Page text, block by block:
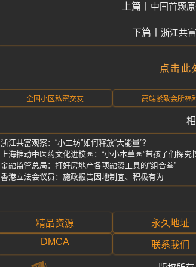
中国首颗
浙江共
点击此
全国小区私密交友 高端紧致会所福利
浙江共富观察：“小工坊”如何释放“大能量”？
上海推动中医药文化进校园：“小小本草园”带孩子们探
金融监管总局：打好房地产各项融资工具的“组合拳”
香港立法会议员：施政报告因地制宜、积极有为
精品资源 永久地址
DMCA
联系我们
料